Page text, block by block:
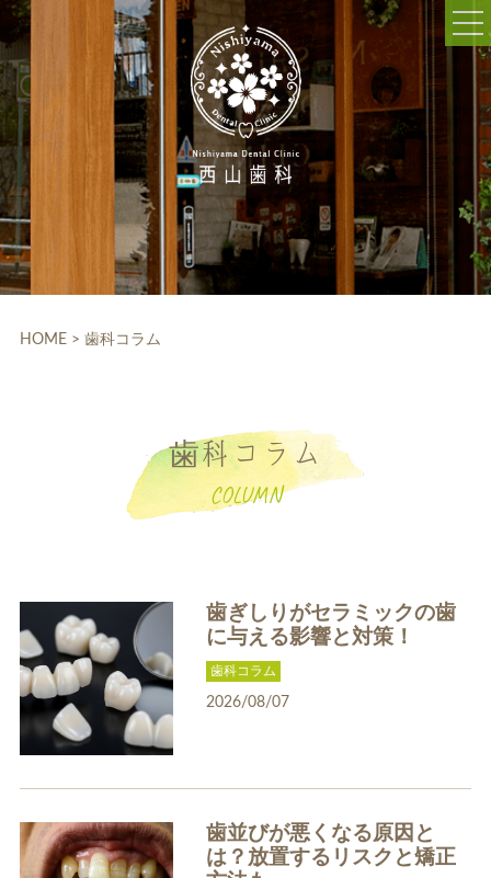
052-703-5225
9:30～12:30/14:00～18:30
休診日:木曜、日曜、祝日
WEB予約
一般歯科
補綴治療
HOME > 歯科コラム
歯科コラム
COLUMN
歯ぎしりがセラミックの歯
に与える影響と対策！
歯科コラム
2026/08/07
歯並びが悪くなる原因と
は？放置するリスクと矯正